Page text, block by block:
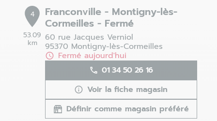
4
53.09
km
Franconville - Montigny-lès-
Cormeilles - Fermé
60 rue Jacques Verniol
95370 Montigny-lès-Cormeilles
Fermé aujourd'hui
01 34 50 26 16
Voir la fiche magasin
Définir comme magasin préféré